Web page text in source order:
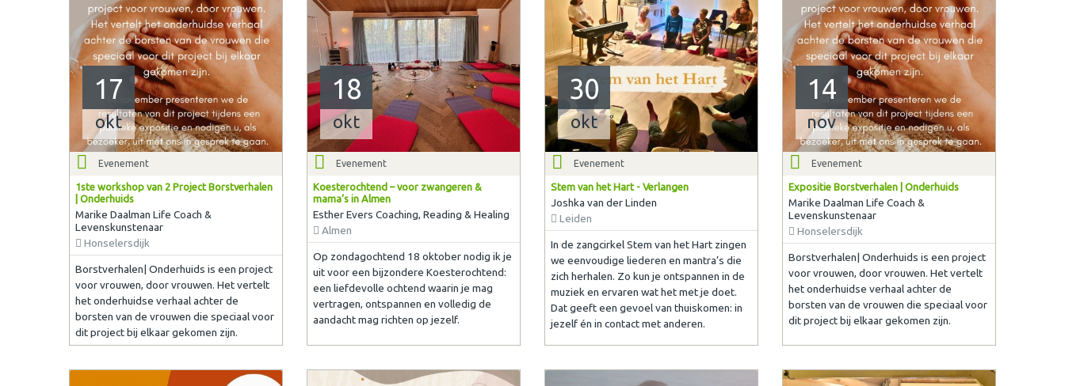
17
okt
Evenement
1ste workshop van 2 Project Borstverhalen
| Onderhuids
Marike Daalman Life Coach &
Levenskunstenaar
Honselersdijk
Borstverhalen| Onderhuids is een project
voor vrouwen, door vrouwen. Het vertelt
het onderhuidse verhaal achter de
borsten van de vrouwen die speciaal voor
dit project bij elkaar gekomen zijn.
18
okt
Evenement
Koesterochtend – voor zwangeren &
mama’s in Almen
Esther Evers Coaching, Reading & Healing
Almen
Op zondagochtend 18 oktober nodig ik je
uit voor een bijzondere Koesterochtend:
een liefdevolle ochtend waarin je mag
vertragen, ontspannen en volledig de
aandacht mag richten op jezelf.
30
okt
Evenement
Stem van het Hart - Verlangen
Joshka van der Linden
Leiden
In de zangcirkel Stem van het Hart zingen
we eenvoudige liederen en mantra’s die
zich herhalen. Zo kun je ontspannen in de
muziek en ervaren wat het met je doet.
Dat geeft een gevoel van thuiskomen: in
jezelf én in contact met anderen.
14
nov
Evenement
Expositie Borstverhalen | Onderhuids
Marike Daalman Life Coach &
Levenskunstenaar
Honselersdijk
Borstverhalen| Onderhuids is een project
voor vrouwen, door vrouwen. Het vertelt
het onderhuidse verhaal achter de
borsten van de vrouwen die speciaal voor
dit project bij elkaar gekomen zijn.